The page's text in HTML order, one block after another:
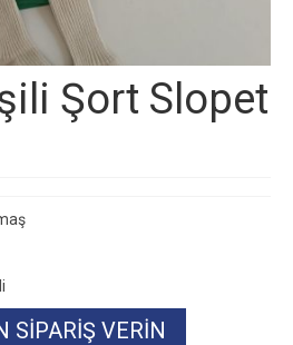
Şort Slopet
SIPARIŞ VERIN